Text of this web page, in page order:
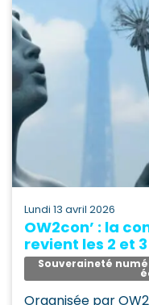
lundi 13 avril 2026
OW2con’ : la
revient les 2 et
Souveraineté
Organisée par